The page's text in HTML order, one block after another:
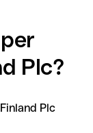
Plc?
Plc